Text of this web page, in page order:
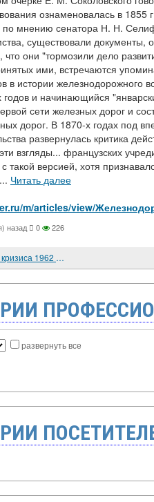
ознаменовалась в 1855
мнению сенатора Н. Н.
существовали
они "тормозили дело
ими, встречаются
в истории железнодорожного
и начинающийся
сети железных дорог и
дорог. В 1870-х годах под
развернулась критика
взгляды... французских
такой версией, хотя
Читать далее
m/articles/view/
назад 0 226
25-летие Кубинского ракетного кризиса 1962 года. Конференция американских и советских политиков и ученых в Вашингтоне
развернуть все